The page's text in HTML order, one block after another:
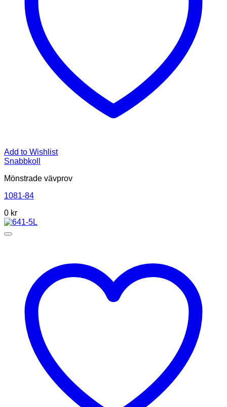
Add to Wishlist
Snabbkoll
Mönstrade vävprov
1081-84
0 kr